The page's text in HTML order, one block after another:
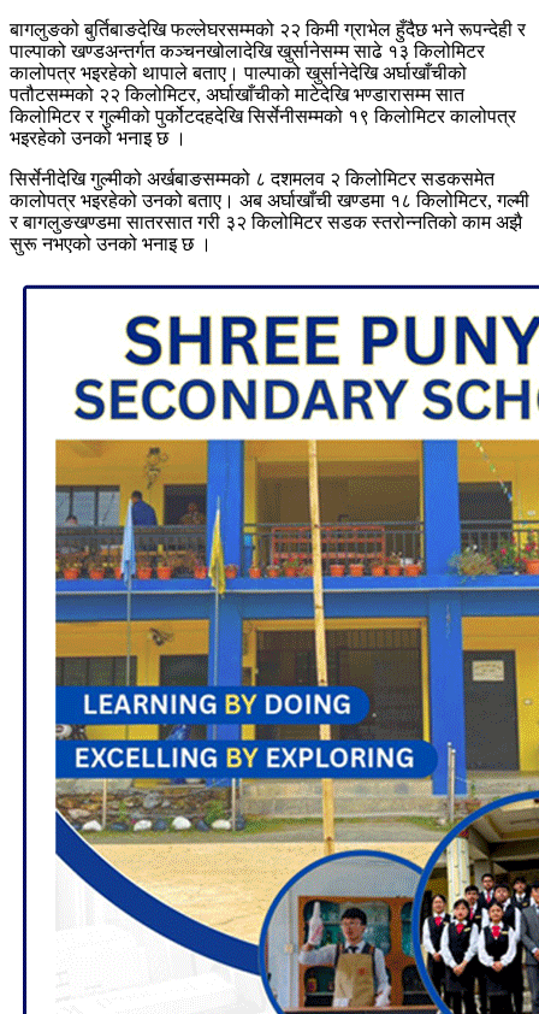
बागलुङको बुर्तिबाङदेखि फल्लेघरसम्मको २२ किमी ग्राभेल हुँदैछ भने रूपन्देही र
पाल्पाको खण्डअन्तर्गत कञ्चनखोलादेखि खुर्सानेसम्म साढे १३ किलोमिटर
कालोपत्र भइरहेको थापाले बताए। पाल्पाको खुर्सानेदेखि अर्घाखाँचीको
पतौटसम्मको २२ किलोमिटर, अर्घाखाँचीको माटेदेखि भण्डारासम्म सात
किलोमिटर र गुल्मीको पुर्कोटदहदेखि सिर्सेनीसम्मको १९ किलोमिटर कालोपत्र
भइरहेको उनको भनाइ छ ।
सिर्सेनीदेखि गुल्मीको अर्खबाङसम्मको ८ दशमलव २ किलोमिटर सडकसमेत
कालोपत्र भइरहेको उनको बताए। अब अर्घाखाँची खण्डमा १८ किलोमिटर, गल्मी
र बागलुङखण्डमा सातरसात गरी ३२ किलोमिटर सडक स्तरोन्नतिको काम अझै
सुरू नभएको उनको भनाइ छ ।